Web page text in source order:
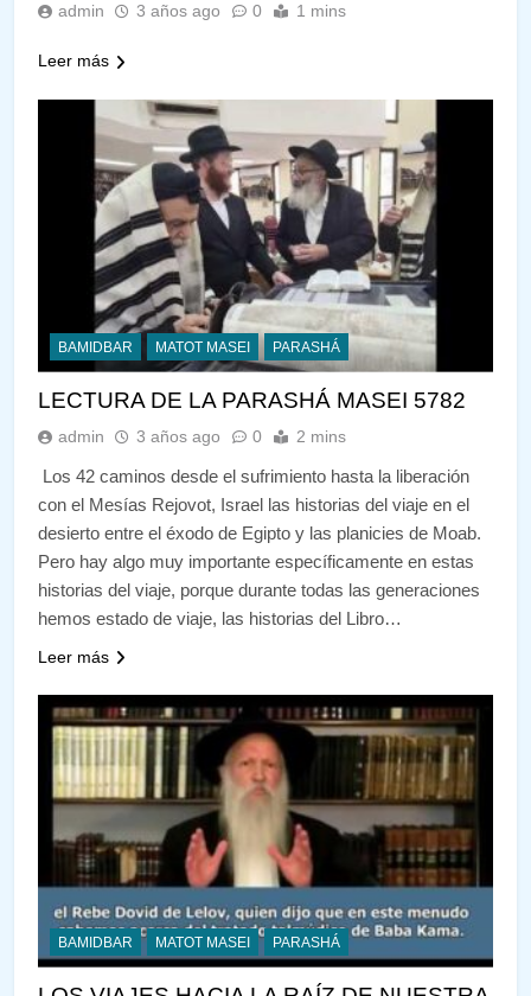
admin 3 años ago 0 1 mins
Leer más
BAMIDBAR MATOT MASEI PARASHÁ
LECTURA DE LA PARASHÁ MASEI 5782
admin 3 años ago 0 2 mins
Los 42 caminos desde el sufrimiento hasta la liberación
con el Mesías Rejovot, Israel las historias del viaje en el
desierto entre el éxodo de Egipto y las planicies de Moab.
Pero hay algo muy importante específicamente en estas
historias del viaje, porque durante todas las generaciones
hemos estado de viaje, las historias del Libro…
Leer más
BAMIDBAR MATOT MASEI PARASHÁ